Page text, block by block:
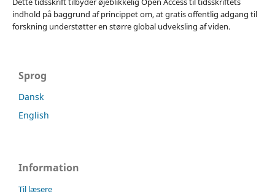
indhold på baggrund af princippet om, at gratis offentlig adgang til
forskning understøtter en større global udveksling af viden.
Sprog
Dansk
English
Information
Til læsere